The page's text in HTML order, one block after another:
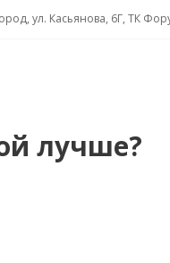
лучше?